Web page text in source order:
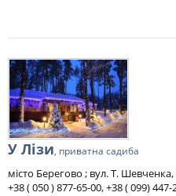
У Лізи, приватна садиба
місто Берегово ; вул. Т. Шевченка,
+38 ( 050 ) 877-65-00, +38 ( 099) 447-